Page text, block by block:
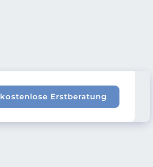
kostenlose Erstberatung